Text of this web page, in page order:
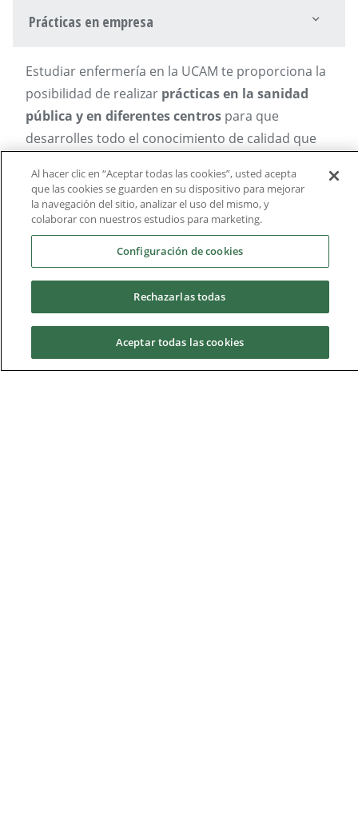
Prácticas en empresa
Estudiar enfermería en la UCAM te proporciona la
posibilidad de realizar prácticas en la sanidad
pública y en diferentes centros para que
desarrolles todo el conocimiento de calidad que
enfermería.
Consulta el listado de empresas y
centros
Al hacer clic en “Aceptar todas las cookies”, usted acepta
que las cookies se guarden en su dispositivo para mejorar
la navegación del sitio, analizar el uso del mismo, y
colaborar con nuestros estudios para marketing.
Configuración de cookies
Rechazarlas todas
Aceptar todas las cookies